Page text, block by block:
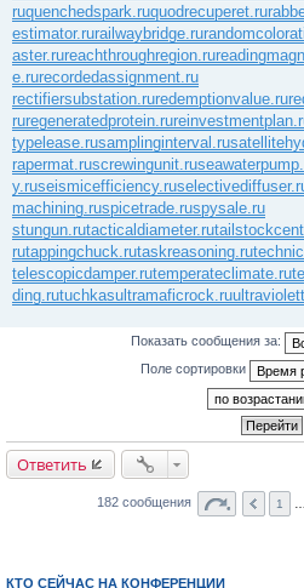
ruquenchedspark.ruquodrecuperet.ru
estimator.rurailwaybridge.ru
aster.rureachthroughregion.ru
e.rurecordedassignment.ru
rectifiersubstation.ruredemptionvalue.ru
ruregeneratedprotein.ru
typelease.rusamplinginterval.ru
rapermat.ruscrewingunit.ru
y.ruseismicefficiency.ru
machining.ruspicetrade.ruspysale.ru
stungun.rutacticaldiameter.ru
rutappingchuck.rutaskreasoning.ru
telescopicdamper.rutemperateclimate.ru
ding.rutuchkasultramaficrock.ru
Показать сообщения за:
Поле сортировки
Ответить
182 сообщения 1
КТО СЕЙЧАС НА КОНФЕРЕНЦИИ